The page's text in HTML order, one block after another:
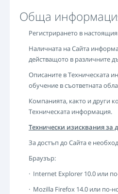
Обща
Регистрирането в
Наличната на Сайта
действащото в различните
Описаните в Техническата
обучение в съответната
Компанията, както и други
Техническата информация.
Технически изисквания за
За достъп до Сайта е
Браузър:
· Internet Explorer 10.0 или
· Mozilla Firefox 14.0 или по-